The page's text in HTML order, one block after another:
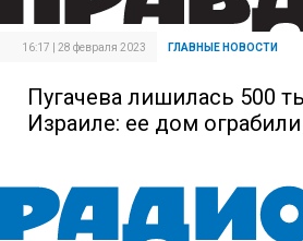
16:17 | 28 февраля 2023 ГЛАВНЫЕ НОВОСТИ
Пугачева лишилась 500
Израиле: ее дом